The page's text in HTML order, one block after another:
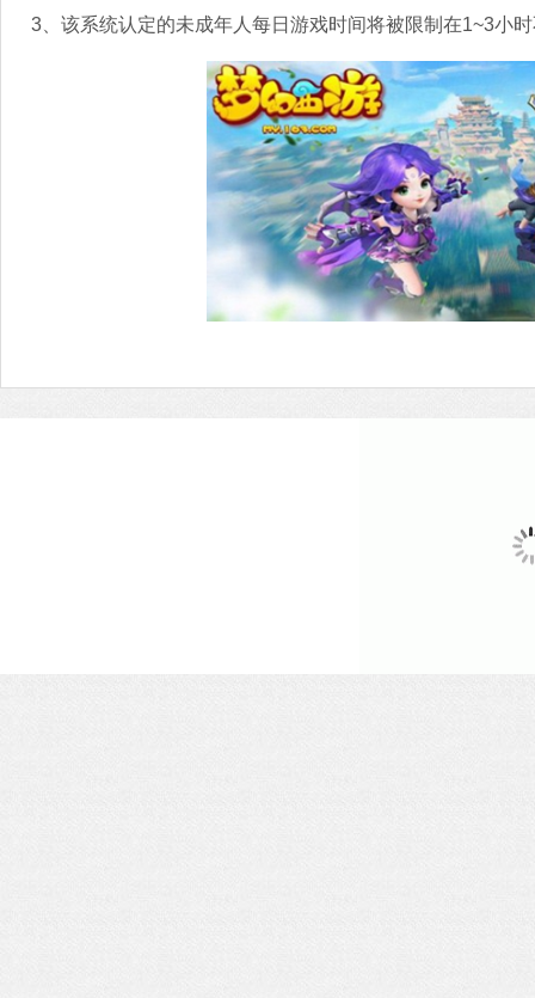
3、该系统认定的未成年人每日游戏时间将被限制在1~3小